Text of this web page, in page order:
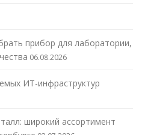
прибор для лаборатории,
06.08.2026
ИТ-инфраструктур
широкий ассортимент